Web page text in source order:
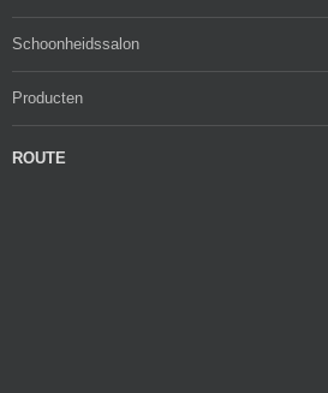
Schoonheidssalon
Producten
ROUTE